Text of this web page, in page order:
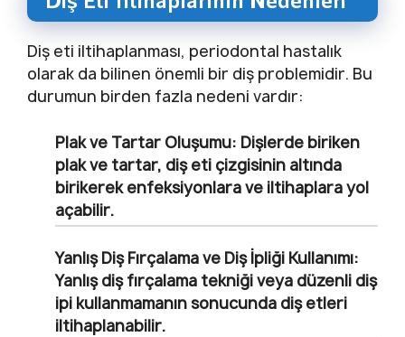
Diş eti iltihaplanması, periodontal hastalık
olarak da bilinen önemli bir diş problemidir. Bu
durumun birden fazla nedeni vardır:
Plak ve Tartar Oluşumu: Dişlerde biriken
plak ve tartar, diş eti çizgisinin altında
birikerek enfeksiyonlara ve iltihaplara yol
açabilir.
Yanlış Diş Fırçalama ve Diş İpliği Kullanımı:
Yanlış diş fırçalama tekniği veya düzenli diş
ipi kullanmamanın sonucunda diş etleri
iltihaplanabilir.